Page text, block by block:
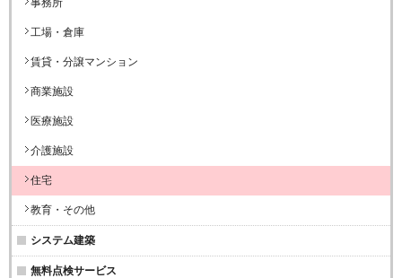
工場・倉庫
賃貸・分譲マンション
商業施設
医療施設
介護施設
住宅
教育・その他
システム建築
無料点検サービス